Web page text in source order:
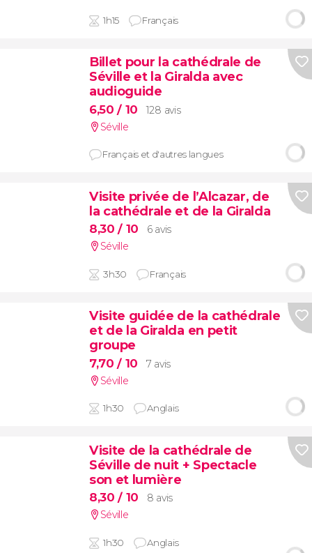
1h15 Français
Billet pour la cathédrale de
Séville et la Giralda avec
audioguide
6,50/ 10
128 avis
Séville
Français et d'autres langues
Visite privée de l’Alcazar, de
la cathédrale et de la Giralda
8,30/ 10
6 avis
Séville
3h30 Français
Visite guidée de la cathédrale
et de la Giralda en petit
groupe
7,70/ 10
7 avis
Séville
1h30 Anglais
Visite de la cathédrale de
Séville de nuit + Spectacle
son et lumière
8,30/ 10
8 avis
Séville
1h30 Anglais